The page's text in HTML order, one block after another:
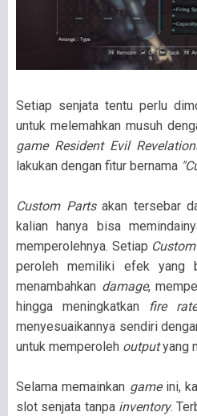
Setiap senjata tentu perlu
untuk melemahkan musuh
game Resident Evil
lakukan dengan fitur bernama
Custom Partsakan tersebar
kalian hanya bisa
memperolehnya. Setiap
peroleh memiliki efek yang
menambahkan damage,
hingga meningkatkan fire
menyesuaikannya sendiri
untuk memperoleh outputyang
Selama memainkan game ini,
slot senjata tanpa inventory.